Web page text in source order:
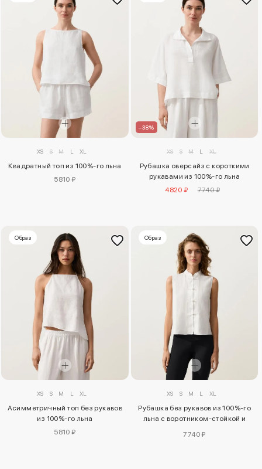
XS S M L XL
Квадратный топ из 100%-го льна
5810 ₽
–38%
XS S M L XL
Рубашка оверсайз с короткими
рукавами из 100%-го льна
4820 ₽
7740 ₽
Образ
XS S M L XL
Асимметричный топ без рукавов
из 100%-го льна
5810 ₽
Образ
XS S M L XL
Рубашка без рукавов из 100%-го
льна с воротником-стойкой и
7740 ₽